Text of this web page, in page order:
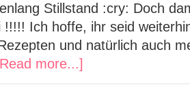
Stillstand :cry: Doch
!!!!! Ich hoffe, ihr seid
und natürlich auch
more...]